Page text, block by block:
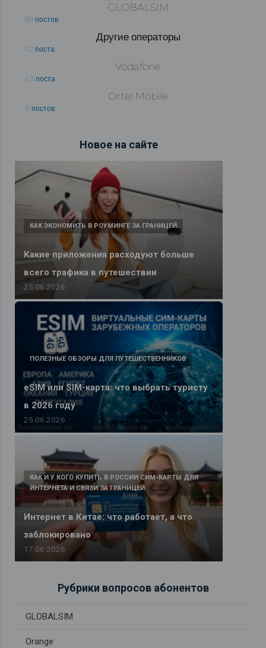
GLOBALSIM
89 постов
Другие операторы
52 поста
Vodafone
43 поста
Ortel Mobile
11 постов
Новое на сайте
Какие приложения расходуют больше
всего трафика в путешествии
КАК ЭКОНОМИТЬ В РОУМИНГЕ ЗА ГРАНИЦЕЙ
25.06.2026
eSIM или SIM-карта: что выбрать туристу
в 2026 году
ПОЛЕЗНЫЕ ОБЗОРЫ ДЛЯ ПУТЕШЕСТВЕННИКОВ
25.06.2026
Интернет в Китае: что работает, а что
заблокировано
КАК И У КОГО КУПИТЬ В РОССИИ СИМ-КАРТЫ ДЛЯ
ИНТЕРНЕТА И СВЯЗИ ЗА ГРАНИЦЕЙ
17.06.2026
Рубрики вопросов абонентов
GLOBALSIM
Orange